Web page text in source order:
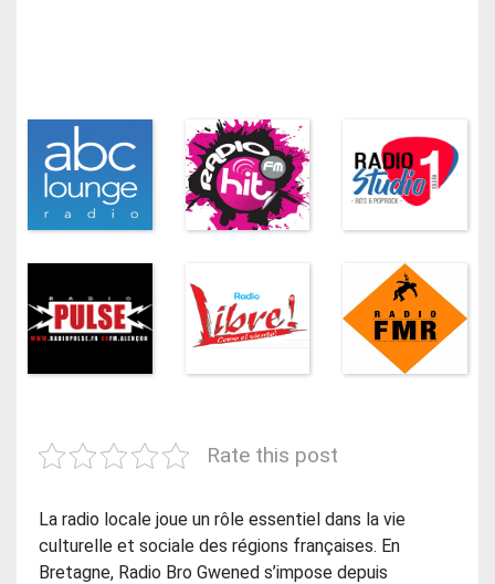
Rate this post
La radio locale joue un rôle essentiel dans la vie
culturelle et sociale des régions françaises. En
Bretagne, Radio Bro Gwened s’impose depuis